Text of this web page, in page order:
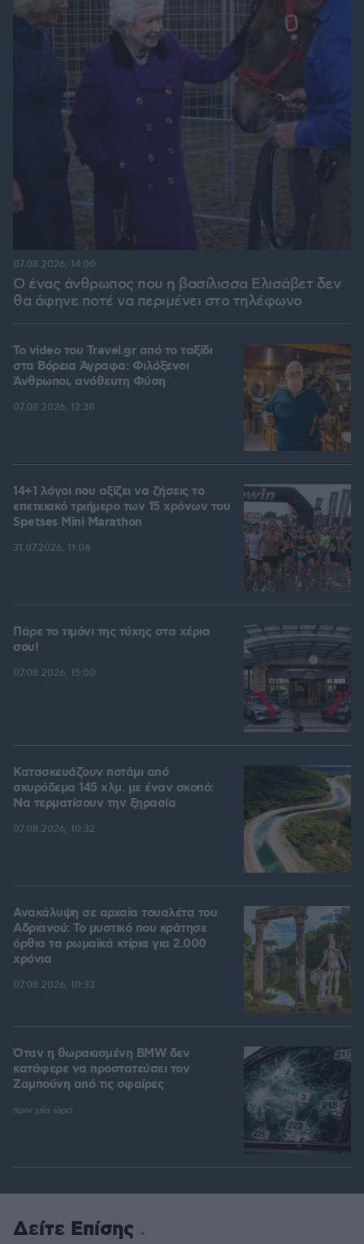
Ο ένας άνθρωπος που η βασίλισσα Ελισάβετ δεν
θα άφηνε ποτέ να περιμένει στο τηλέφωνο
07.08.2026, 14:00
To video του Travel.gr από το ταξίδι
στα Βόρεια Άγραφα: Φιλόξενοι
Άνθρωποι, ανόθευτη Φύση
07.08.2026, 12:38
14+1 λόγοι που αξίζει να ζήσεις το
επετειακό τριήμερο των 15 χρόνων του
Spetses Mini Marathon
31.07.2026, 11:04
Πάρε το τιμόνι της τύχης στα χέρια
σου!
07.08.2026, 15:00
Κατασκευάζουν ποτάμι από
σκυρόδεμα 145 χλμ. με έναν σκοπό:
Να τερματίσουν την ξηρασία
07.08.2026, 10:32
Ανακάλυψη σε αρχαία τουαλέτα του
Αδριανού: Το μυστικό που κράτησε
όρθια τα ρωμαϊκά κτίρια για 2.000
χρόνια
07.08.2026, 10:33
Όταν η θωρακισμένη BMW δεν
κατάφερε να προστατεύσει τον
Ζαμπούνη από τις σφαίρες
πριν μία ώρα
Δείτε Επίσης